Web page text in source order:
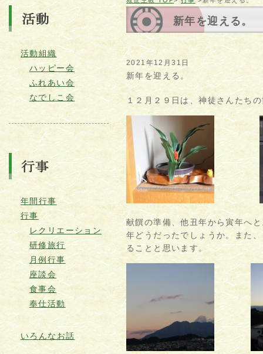
活動組織
ハッピー会
ふれあい会
なでしこ会
年間行事
行事
レクリエーション
研修旅行
月例行事
座談会
食事会
奉仕活動
いろんなお話
新年を迎える。
2021年12月31日
新年を迎える。
１２月２９日は、神徒さんたち
献饌の準備、他丑年から寅年へ
年どうだったでしょうか。また
ることと思います。